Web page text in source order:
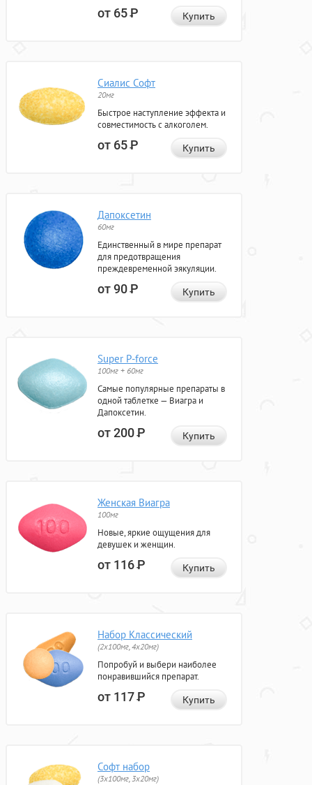
от 65Р Купить
Сиалис Софт
20мг
Быстрое наступление эффекта и
совместимость с алкоголем.
от 65Р Купить
Дапоксетин
60мг
Единственный в мире препарат
для предотвращения
преждевременной эякуляции.
от 90Р Купить
Super P-force
100мг + 60мг
Самые популярные препараты в
одной таблетке — Виагра и
Дапоксетин.
от 200Р Купить
Женская Виагра
100мг
Новые, яркие ощущения для
девушек и женщин.
от 116Р Купить
Набор Классический
(2x100мг, 4x20мг)
Попробуй и выбери наиболее
понравившийся препарат.
от 117Р Купить
Софт набор
(3x100мг, 3x20мг)